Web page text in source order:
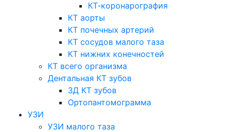
КТ-коронарография
КТ аорты
КТ почечных артерий
КТ сосудов малого таза
КТ нижних конечностей
КТ всего организма
Дентальная КТ зубов
3Д КТ зубов
Ортопантомограмма
УЗИ
УЗИ малого таза